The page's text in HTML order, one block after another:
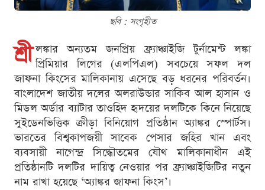
ছবি : সংগৃহীত
শ্রী লঙ্কার অন্যতম জনপ্রিয় ফ্র্যাঞ্চাইজি টুর্নামেন্ট লঙ্কা
প্রিমিয়ার লিগের (এলপিএল) সবচেয়ে সফল দল
জাফনা কিংসের মালিকানায় এসেছে বড় ধরনের পরিবর্তন।
বাংলাদেশ জাতীয় দলের অলরাউন্ডার সাকিব আল হাসান ও
মিডল অর্ডার ব্যাটার তাওহিদ হৃদয়ের দলটিকে কিনে নিয়েছে
সুইডেনভিত্তিক ক্রীড়া বিনিয়োগ প্রতিষ্ঠান অ্যাঙ্কর স্পোর্টস।
ভারতের বিশ্বকাপজয়ী সাবেক পেসার জহির খান এবং
ব্যবসায়ী নাগেন্দ্র সিদ্ধৌতমের যৌথ মালিকানাধীন এই
প্রতিষ্ঠানটি দলটির দায়িত্ব নেওয়ার পর ফ্র্যাঞ্চাইজিটির নতুন
নাম রাখা হয়েছে ‘অ্যাঙ্কর জাফনা কিংস’।